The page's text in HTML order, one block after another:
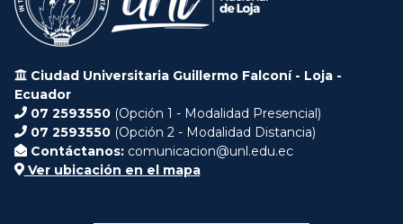
Ciudad Universitaria Guillermo Falconí - Loja -
Ecuador
07 2593550 (Opción 1 - Modalidad Presencial)
07 2593550 (Opción 2 - Modalidad Distancia)
Contáctanos: comunicacion@unl.edu.ec
Ver ubicación en el mapa